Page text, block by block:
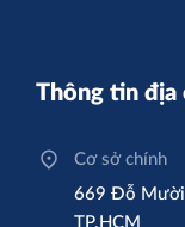
Thông tin địa
Cơ sở chính
669 Đỗ Mười,
TP.HCM